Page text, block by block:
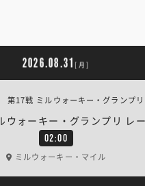
2026.08.31 [月]
02:00
ウォーキー・グランプリ レ
17戦 ミルウォーキー・グランプリ
ミルウォーキー・マイル